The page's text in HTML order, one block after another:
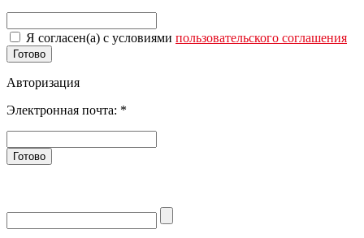
Я согласен(а) с условиями пользовательского соглашения
Готово
Авторизация
Электронная почта: *
Готово